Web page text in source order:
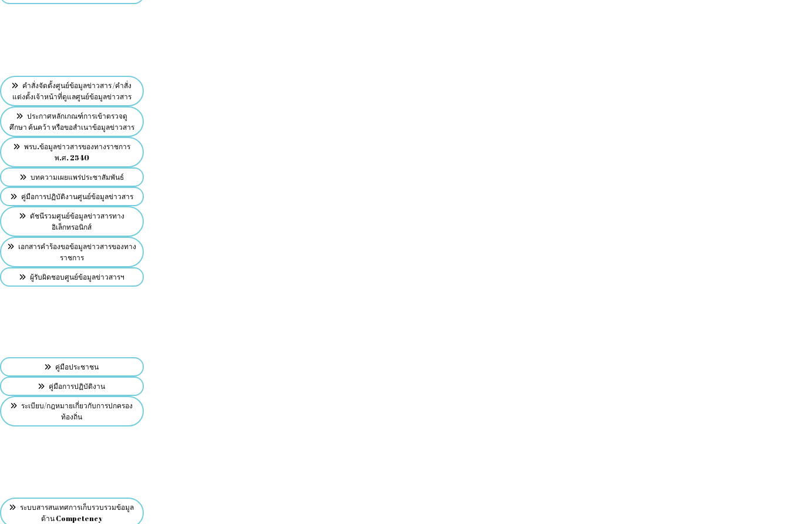
คำสั่งจัดตั้งศูนย์ข้อมูลข่าวสาร /คำสั่ง
แต่งตั้งเจ้าหน้าที่ดูแลศูนย์ข้อมูลข่าวสาร
ประกาศหลักเกณฑ์การเข้าตรวจดู
ศึกษา ค้นคว้า หรือขอสำเนาข้อมูลข่าวสาร
พรบ.ข้อมูลข่าวสารของทางราชการ
พ.ศ. 2540
บทความเผยแพร่ประชาสัมพันธ์
คู่มือการปฏิบัติงานศูนย์ข้อมูลข่าวสาร
ดัชนีรวมศูนย์ข้อมูลข่าวสารทาง
อิเล็กทรอนิกส์
เอกสารคำร้องขอข้อมูลข่าวสารของทาง
ราชการ
ผู้รับผิดชอบศูนย์ข้อมูลข่าวสารฯ
คู่มือประชาชน
คู่มือการปฏิบัติงาน
ระเบียบ/กฎหมายเกี่ยวกับการปกครอง
ท้องถิ่น
ระบบสารสนเทศการเก็บรวบรวมข้อมูล
ด้าน Competency